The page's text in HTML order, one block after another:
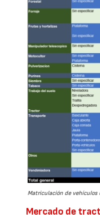
Matriculación de vehículos
Mercado de